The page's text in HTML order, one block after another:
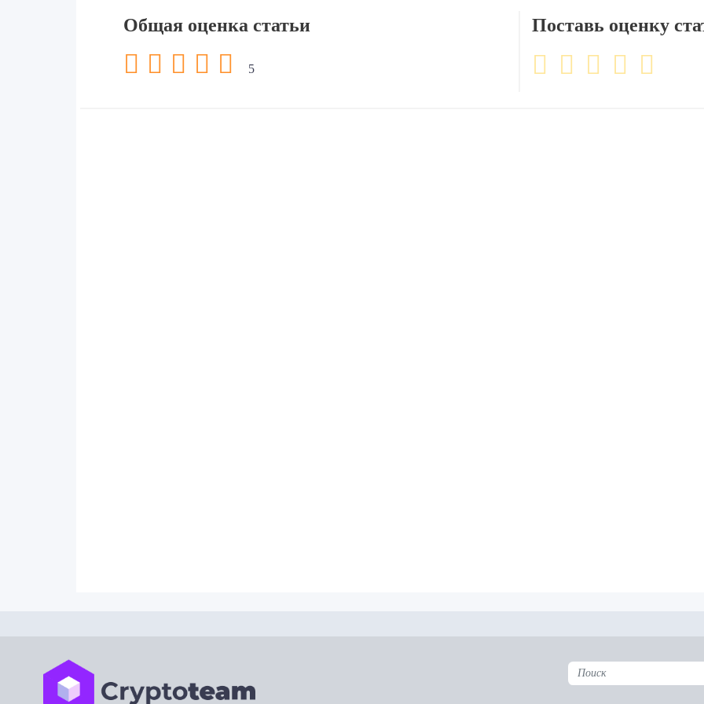
Общая оценка статьи
5
Поставь оценку